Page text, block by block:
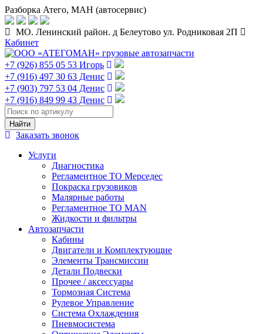
Разборка Атего, МАН (автосервис)
МО. Ленинский район. д Белеутово ул. Родниковая 2П
Кабинет
+7 (926) 855 05 53 Игорь
+7 (916) 497 30 63 Денис
+7 (903) 797 53 04 Денис
+7 (916) 849 99 43 Денис
Заказать звонок
Услуги
Диагностика
Регламентное ТО Мерседес
Покраска грузовиков
Малярные работы
Регламентное ТО MAN
Жидкости и фильтры
Автозапчасти
Кабины
Двигатели и Комплектующие
Элементы Трансмиссии
Детали Подвески
Прочее / аксессуары
Тормозная Система
Рулевое Управление
Система Охлаждения
Пневмосистема